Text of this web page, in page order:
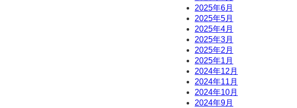
2025年6月
2025年5月
2025年4月
2025年3月
2025年2月
2025年1月
2024年12月
2024年11月
2024年10月
2024年9月